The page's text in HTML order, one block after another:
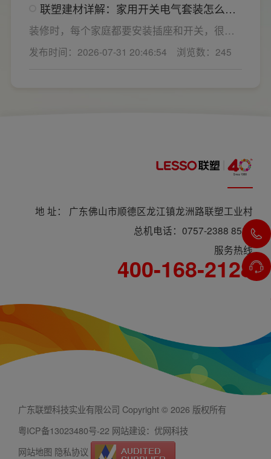
关键。如果装修时开关、插座的数量设置不
够，或者开关、插座的位置设置不合理，会给
今后的日常生活带来诸多不便，甚至留下安全
隐患。 所以装修前一定要精心规划开关、插座
联塑建材详解：家用开关电气套装怎么
选，开关插座怎么安装更安全
装修时，每个家庭都要安装插座和开关，很多
业主在挑选家用开关电气套装之后，并不清楚
插座、开关合理的离地高度以及规范的安装方
发布时间：2026-07-31 20:46:54 浏览数：245
地 址： 广东佛山市顺德区龙江镇龙洲路联塑工业村
总机电话：0757-2388 8588
服务热线
400-168-2128
广东联塑科技实业有限公司 Copyright © 2026 版权所有
粤ICP备13023480号-22 网站建设：优网科技
网站地图 隐私协议